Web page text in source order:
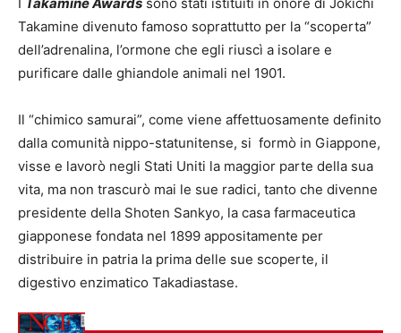
Takamine divenuto famoso soprattutto per la “scoperta”
dell’adrenalina, l’ormone che egli riuscì a isolare e
purificare dalle ghiandole animali nel 1901.
Il “chimico samurai”, come viene affettuosamente definito
dalla comunità nippo-statunitense, si formò in Giappone,
visse e lavorò negli Stati Uniti la maggior parte della sua
vita, ma non trascurò mai le sue radici, tanto che divenne
presidente della Shoten Sankyo, la casa farmaceutica
giapponese fondata nel 1899 appositamente per
distribuire in patria la prima delle sue scoperte, il
digestivo enzimatico Takadiastase.